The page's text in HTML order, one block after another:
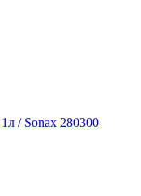
/ Sonax 280300